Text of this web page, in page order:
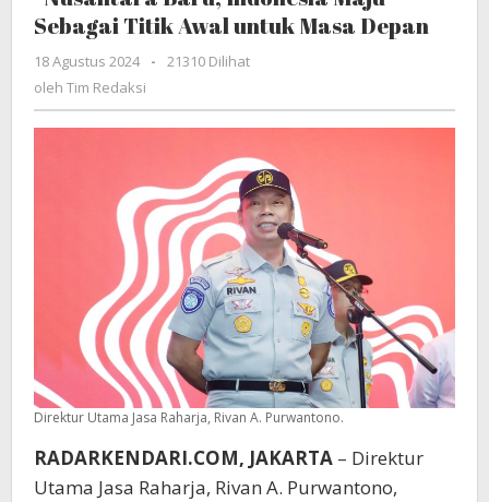
79
"Nusantara
Indonesia
Sebagai
Titik
Awal
untuk
Masa
Depan
Sebagai Titik Awal untuk Masa Depan
18 Agustus 2024
oleh
-
21310 Dilihat
oleh Tim Redaksi
Direktur Utama Jasa Raharja, Rivan A. Purwantono.
RADARKENDARI.COM, JAKARTA – Direktur
Utama Jasa Raharja, Rivan A. Purwantono,